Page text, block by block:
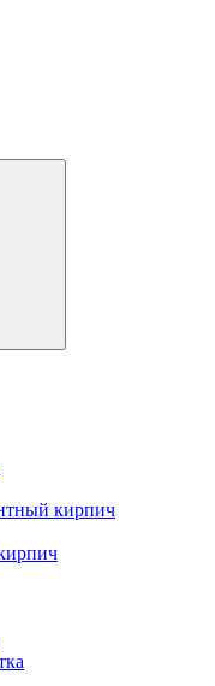
кирпич